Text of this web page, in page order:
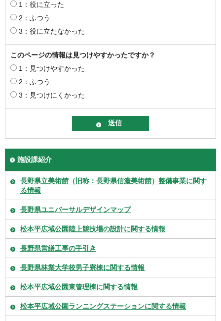
1：役に立った
2：ふつう
3：役に立たなかった
このページの情報は見つけやすかったですか？
1：見つけやすかった
2：ふつう
3：見つけにくかった
施設課紹介
長野県立美術館（旧称：長野県信濃美術館）整備事業に関す
る情報
長野県ユニバーサルデザインマップ
松本平広域公園陸上競技場の設計に関する情報
長野県営繕工事の手引き
長野県林業大学校男子寮棟に関する情報
松本平広域公園東管理棟に関する情報
松本平広域公園ランニングステーションに関する情報